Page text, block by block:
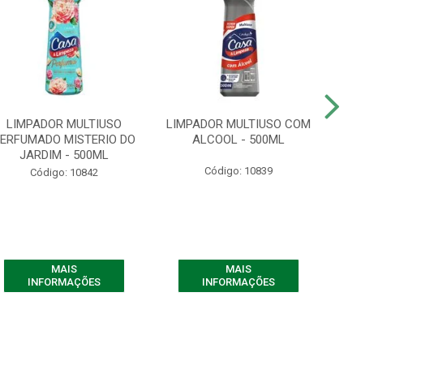
LIMPADOR MULTIUSO
MISTERIO DO
JARDIM - 500ML
Código: 10842
MAIS
INFORMAÇÕES
LIMPADOR MULTIUSO COM
ALCOOL - 500ML
Código: 10839
MAIS
INFORMAÇÕES